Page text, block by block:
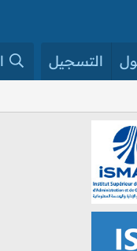
التسجيل